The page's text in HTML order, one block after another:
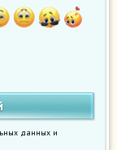
данных и